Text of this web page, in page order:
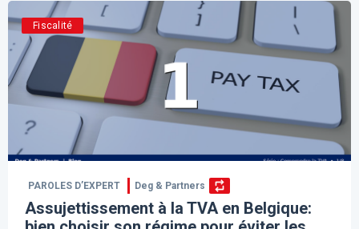
Fiscalité
PAROLES D’EXPERT Deg & Partners
Assujettissement à la TVA en Belgique: